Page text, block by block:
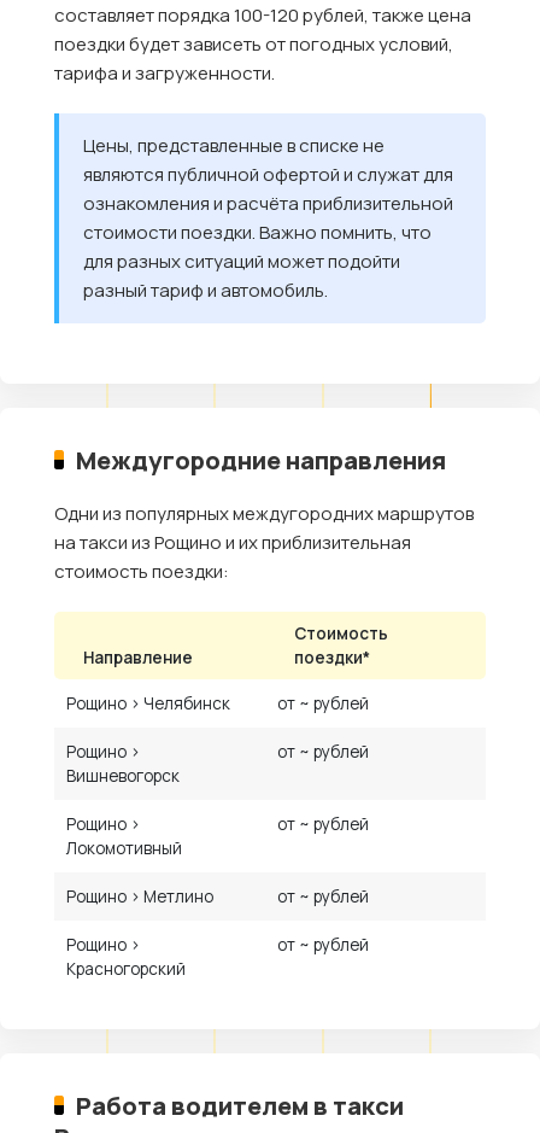
составляет порядка 100-120 рублей, также цена
поездки будет зависеть от погодных условий,
тарифа и загруженности.
Цены, представленные в списке не
являются публичной офертой и служат для
ознакомления и расчёта приблизительной
стоимости поездки. Важно помнить, что
для разных ситуаций может подойти
разный тариф и автомобиль.
Междугородние направления
Одни из популярных междугородних маршрутов
на такси из Рощино и их приблизительная
стоимость поездки:
Направление
Стоимость
поездки*
Рощино › Челябинск от ~ рублей
Рощино ›
Вишневогорск
от ~ рублей
Рощино ›
Локомотивный
от ~ рублей
Рощино › Метлино от ~ рублей
Рощино ›
Красногорский
от ~ рублей
Работа водителем в такси